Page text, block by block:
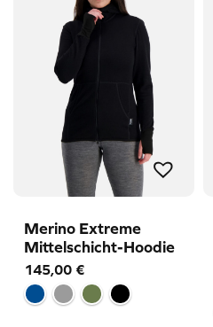
Merino Extreme
Mittelschicht-Hoodie
145,00 €